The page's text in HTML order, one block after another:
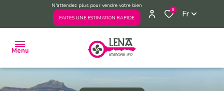
N'attendez plus pour vendre votre bien
FAITES UNE ESTIMATION RAPIDE
0 Fr
Menu
ACHETER